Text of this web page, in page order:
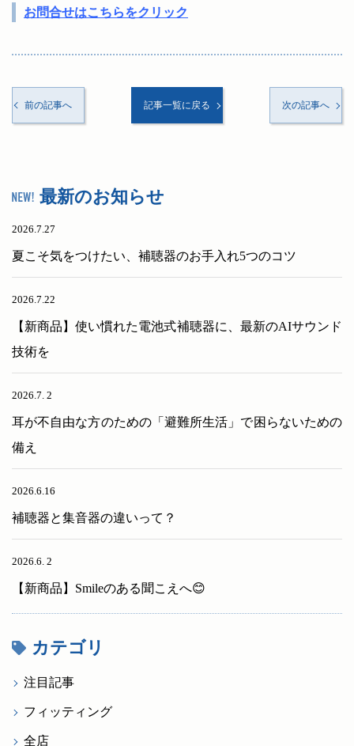
お問合せはこちらをクリック
前の記事へ 記事一覧に戻る 次の記事へ
最新のお知らせ
2026.7.27
夏こそ気をつけたい、補聴器のお手入れ5つのコツ
2026.7.22
【新商品】使い慣れた電池式補聴器に、最新のAIサウンド
技術を
2026.7. 2
耳が不自由な方のための「避難所生活」で困らないための
備え
2026.6.16
補聴器と集音器の違いって？
2026.6. 2
【新商品】Smileのある聞こえへ😊
カテゴリ
注目記事
フィッティング
全店